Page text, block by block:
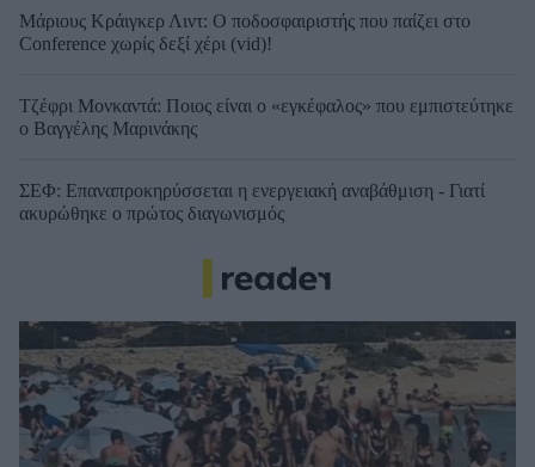
Μάριους Κράιγκερ Λιντ: Ο ποδοσφαιριστής που παίζει στο
Conference χωρίς δεξί χέρι (vid)!
Τζέφρι Μονκαντά: Ποιος είναι ο «εγκέφαλος» που εμπιστεύτηκε
ο Βαγγέλης Μαρινάκης
ΣΕΦ: Επαναπροκηρύσσεται η ενεργειακή αναβάθμιση - Γιατί
ακυρώθηκε ο πρώτος διαγωνισμός